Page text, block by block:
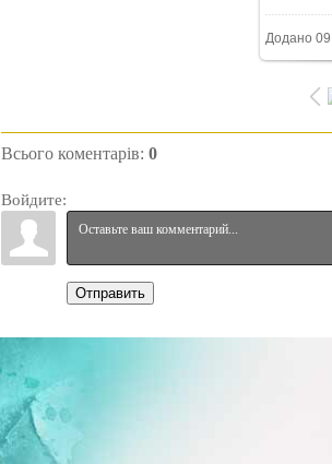
Додано
Всього коментарів: 0
Войдите:
Отправить